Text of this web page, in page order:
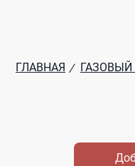
ГЛАВНАЯ /